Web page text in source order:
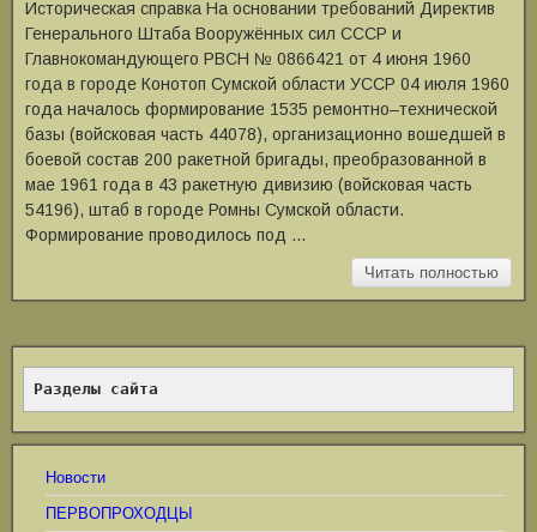
Историческая справка На основании требований Директив
Генерального Штаба Вооружённых сил СССР и
Главнокомандующего РВСН № 0866421 от 4 июня 1960
года в городе Конотоп Сумской области УССР 04 июля 1960
года началось формирование 1535 ремонтно‒технической
базы (войсковая часть 44078), организационно вошедшей в
боевой состав 200 ракетной бригады, преобразованной в
мае 1961 года в 43 ракетную дивизию (войсковая часть
54196), штаб в городе Ромны Сумской области.
Формирование проводилось под …
Читать полностью
Разделы сайта
Новости
ПЕРВОПРОХОДЦЫ